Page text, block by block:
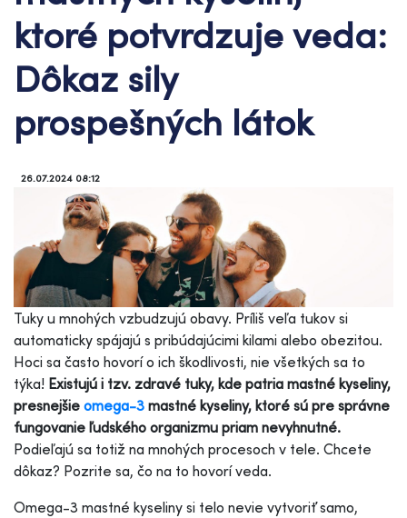
ktoré potvrdzuje veda:
Dôkaz sily
prospešných látok
26.07.2024 08:12
Tuky u mnohých vzbudzujú obavy. Príliš veľa tukov si
automaticky spájajú s pribúdajúcimi kilami alebo obezitou.
Hoci sa často hovorí o ich škodlivosti, nie všetkých sa to
týka! Existujú i tzv. zdravé tuky, kde patria mastné kyseliny,
presnejšie omega-3 mastné kyseliny, ktoré sú pre správne
fungovanie ľudského organizmu priam nevyhnutné.
Podieľajú sa totiž na mnohých procesoch v tele. Chcete
dôkaz? Pozrite sa, čo na to hovorí veda.
Omega-3 mastné kyseliny si telo nevie vytvoriť samo,